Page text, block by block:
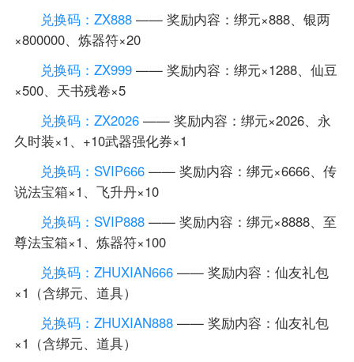
兑换码：ZX888 —— 奖励内容：绑元×888、银两
×800000、炼器符×20
兑换码：ZX999 —— 奖励内容：绑元×1288、仙豆
×500、天书残卷×5
兑换码：ZX2026 —— 奖励内容：绑元×2026、永
久时装×1、+10武器强化券×1
兑换码：SVIP666 —— 奖励内容：绑元×6666、传
说法宝箱×1、飞升丹×10
兑换码：SVIP888 —— 奖励内容：绑元×8888、至
尊法宝箱×1、炼器符×100
兑换码：ZHUXIAN666 —— 奖励内容：仙友礼包
×1（含绑元、道具）
兑换码：ZHUXIAN888 —— 奖励内容：仙友礼包
×1（含绑元、道具）